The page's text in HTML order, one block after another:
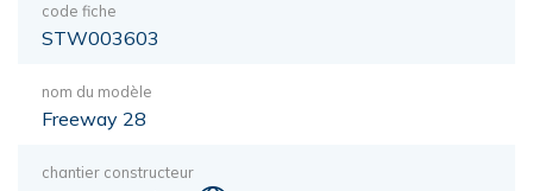
code fiche
STW003603
nom du modèle
Freeway 28
chantier constructeur